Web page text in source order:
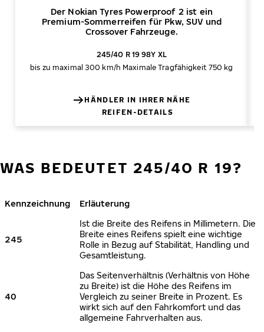
Der Nokian Tyres Powerproof 2 ist ein
Premium-Sommerreifen für Pkw, SUV und
Crossover Fahrzeuge.
245/40 R 19 98Y XL
bis zu maximal 300 km/h Maximale Tragfähigkeit 750 kg
HÄNDLER IN IHRER NÄHE
REIFEN-DETAILS
WAS BEDEUTET 245/40 R 19?
Kennzeichnung Erläuterung
245
Ist die Breite des Reifens in Millimetern. Die
Breite eines Reifens spielt eine wichtige
Rolle in Bezug auf Stabilität, Handling und
Gesamtleistung.
40
Das Seitenverhältnis (Verhältnis von Höhe
zu Breite) ist die Höhe des Reifens im
Vergleich zu seiner Breite in Prozent. Es
wirkt sich auf den Fahrkomfort und das
allgemeine Fahrverhalten aus.